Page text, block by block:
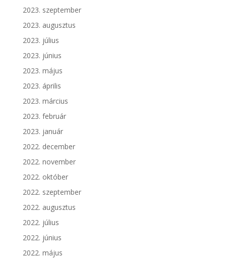
2023. szeptember
2023. augusztus
2023. július
2023. június
2023. május
2023. április
2023. március
2023. február
2023. január
2022. december
2022. november
2022. október
2022. szeptember
2022. augusztus
2022. július
2022. június
2022. május